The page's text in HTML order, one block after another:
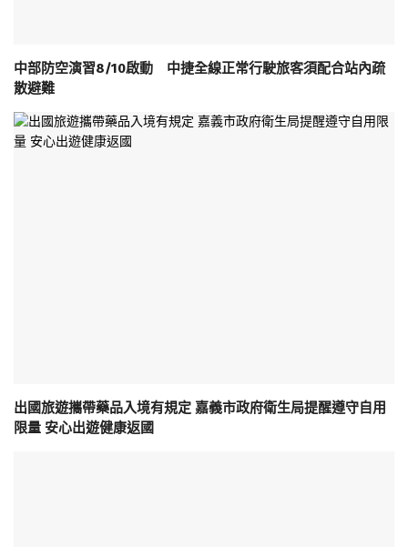
中部防空演習8/10啟動 中捷全線正常行駛旅客須配合站內疏
散避難
出國旅遊攜帶藥品入境有規定 嘉義市政府衛生局提醒遵守自用
限量 安心出遊健康返國